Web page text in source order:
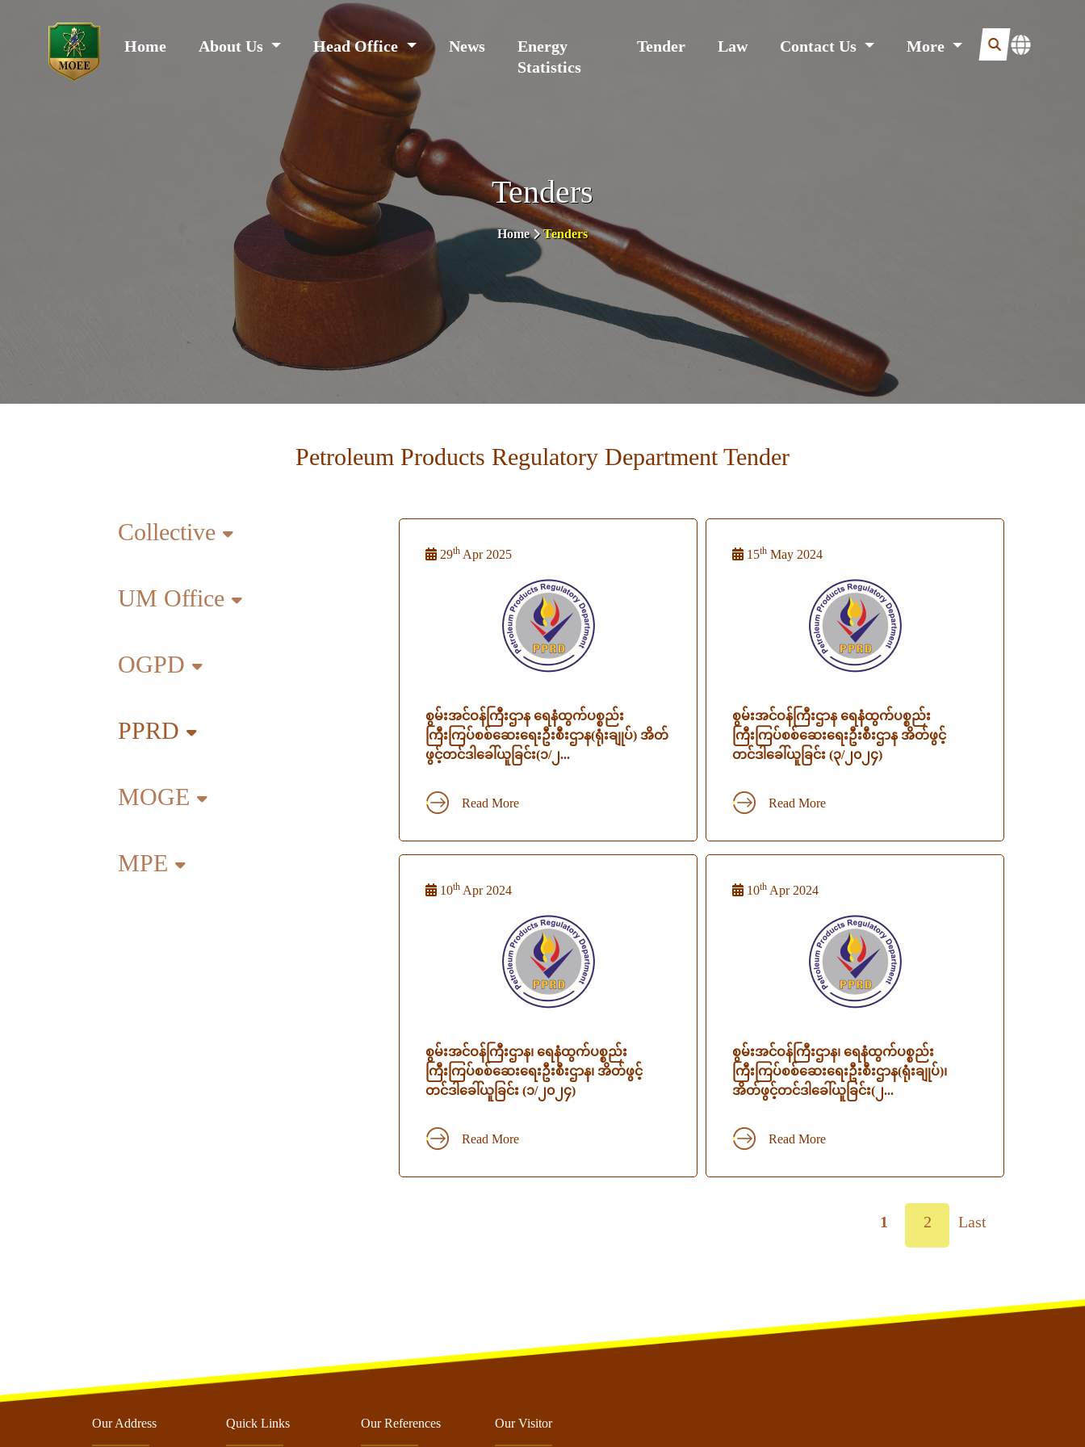
Home About Us Head Office News
Energy
Statistics
Tender Law Contact Us More
Tenders
Home Tenders
Petroleum Products Regulatory Department Tender
Collective
UM Office
OGPD
PPRD
MOGE
MPE
29th Apr 2025
စွမ်းအင်ဝန်ကြီးဌာန ရေနံထွက်ပစ္စည်း
ကြီးကြပ်စစ်ဆေးရေးဦးစီးဌာန(ရုံးချုပ်) အိတ်
ဖွင့်တင်ဒါခေါ်ယူခြင်း(၁/၂...
Read More
15th May 2024
စွမ်းအင်ဝန်ကြီးဌာန ရေနံထွက်ပစ္စည်း
ကြီးကြပ်စစ်ဆေးရေးဦးစီးဌာန အိတ်ဖွင့်
တင်ဒါခေါ်ယူခြင်း (၃/၂၀၂၄)
Read More
10th Apr 2024
စွမ်းအင်ဝန်ကြီးဌာန၊ ရေနံထွက်ပစ္စည်း
ကြီးကြပ်စစ်ဆေးရေးဦးစီးဌာန၊ အိတ်ဖွင့်
တင်ဒါခေါ်ယူခြင်း (၁/၂၀၂၄)
Read More
10th Apr 2024
စွမ်းအင်ဝန်ကြီးဌာန၊ ရေနံထွက်ပစ္စည်း
ကြီးကြပ်စစ်ဆေးရေးဦးစီးဌာန(ရုံးချုပ်)၊
အိတ်ဖွင့်တင်ဒါခေါ်ယူခြင်း(၂...
Read More
1 2 Last
Our Address Quick Links Our References Our Visitor